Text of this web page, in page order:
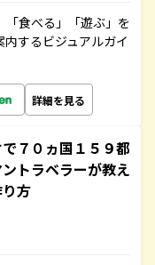
食べる」「遊ぶ」を
するビジュアルガイ
詳細を見る
７０ヵ国１５９都
トラベラーが教え
方